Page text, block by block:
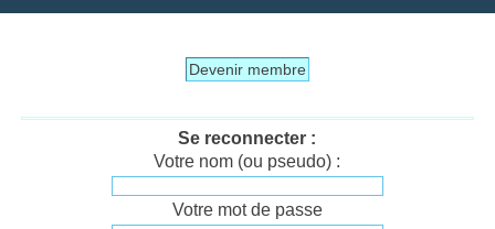
Devenir membre
Se reconnecter :
Votre nom (ou pseudo) :
Votre mot de passe